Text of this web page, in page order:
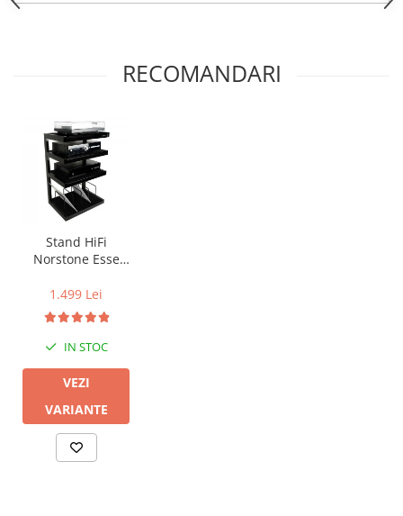
RECOMANDARI
Stand HiFi
Norstone Esse
1.499 Lei
IN STOC
VEZI
VARIANTE